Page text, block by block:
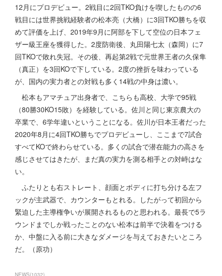
12月にプロデビュー。2戦目に2回TKO負けを喫したものの6
戦目には世界挑戦経験者の松本亮（大橋）に3回TKO勝ちを収
めて評価を上げ、2019年9月に阿部を下して空位の日本フェ
ザー級王座を獲得した。2度防衛後、丸田陽七太（森岡）に7
回TKOで敗れ失冠。その後、再起第2戦で元世界王者の久保隼
（真正）を3回KOで下している。2度の挫折を味わっている
が、国内の実力者との対戦も多く14戦の中身は濃い。
松本もアマチュア出身者で、こちらも高校、大学で95戦
（80勝30KO15敗）を経験している。佐川と同じ東京農大の
卒業で、6学年違いということになる。佐川が日本王者だった
2020年8月に4回TKO勝ちでプロデビューし、ここまで7試合
すべてKOで終わらせている。多くの試合で潜在能力の高さを
感じさせてはきたが、まだ真の実力を測る相手との対峙はな
い。
ふたりとも右ストレート、顔面とボディに打ち分ける左フ
ックが主武器で、カウンターもとれる。したがって初回から
緊迫した主導権争いが展開されるものと思われる。最長で5ラ
ウンドまでしか戦ったことのない松本は前半で決着をつける
か、中盤に入る前に大きなダメージを与えておきたいところ
だ。（原功）
NEWS(1032)